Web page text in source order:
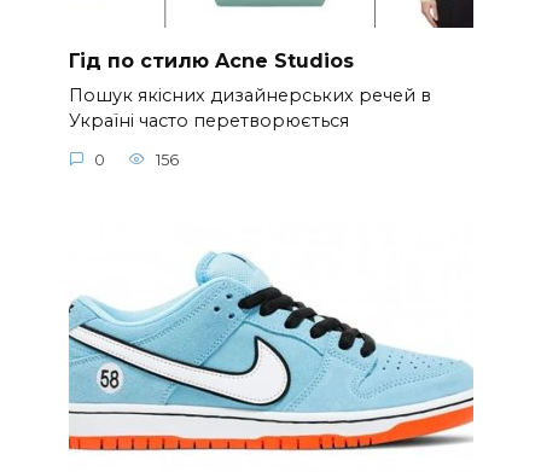
Гід по стилю Acne Studios
Пошук якісних дизайнерських речей в
Україні часто перетворюється
0 156